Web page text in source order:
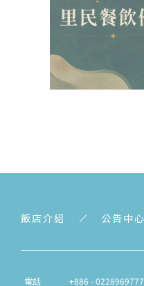
飯店介紹 公告中心
電話 +886 - 0228969777